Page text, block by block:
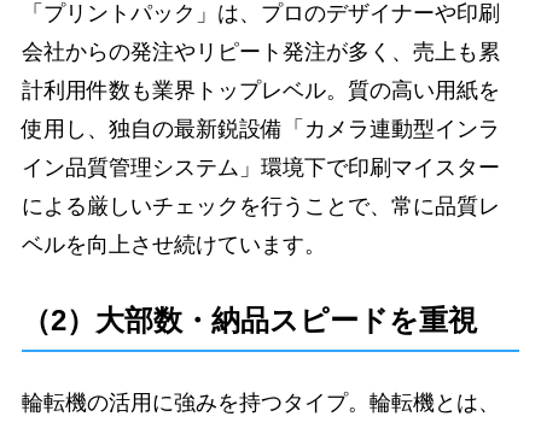
「プリントパック」は、プロのデザイナーや印刷
会社からの発注やリピート発注が多く、売上も累
計利用件数も業界トップレベル。質の高い用紙を
使用し、独自の最新鋭設備「カメラ連動型インラ
イン品質管理システム」環境下で印刷マイスター
による厳しいチェックを行うことで、常に品質レ
ベルを向上させ続けています。
（2）大部数・納品スピードを重視
輪転機の活用に強みを持つタイプ。輪転機とは、